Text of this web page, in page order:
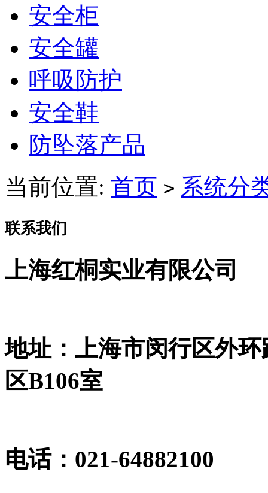
安全柜
安全罐
呼吸防护
安全鞋
防坠落产品
当前位置: 首页 > 系统分
联系我们
上海红桐实业有限公司
地址：上海市闵行区外
区B106室
电话：021-64882100